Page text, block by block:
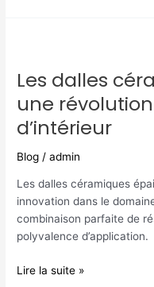
Les dalles
une
d’intérieur
Blog /admin
Les dalles céramiques
innovation dans le
combinaison parfaite de
polyvalence d’application.
céramiques
:
une
du
design
d’intérieur
Lire la suite »